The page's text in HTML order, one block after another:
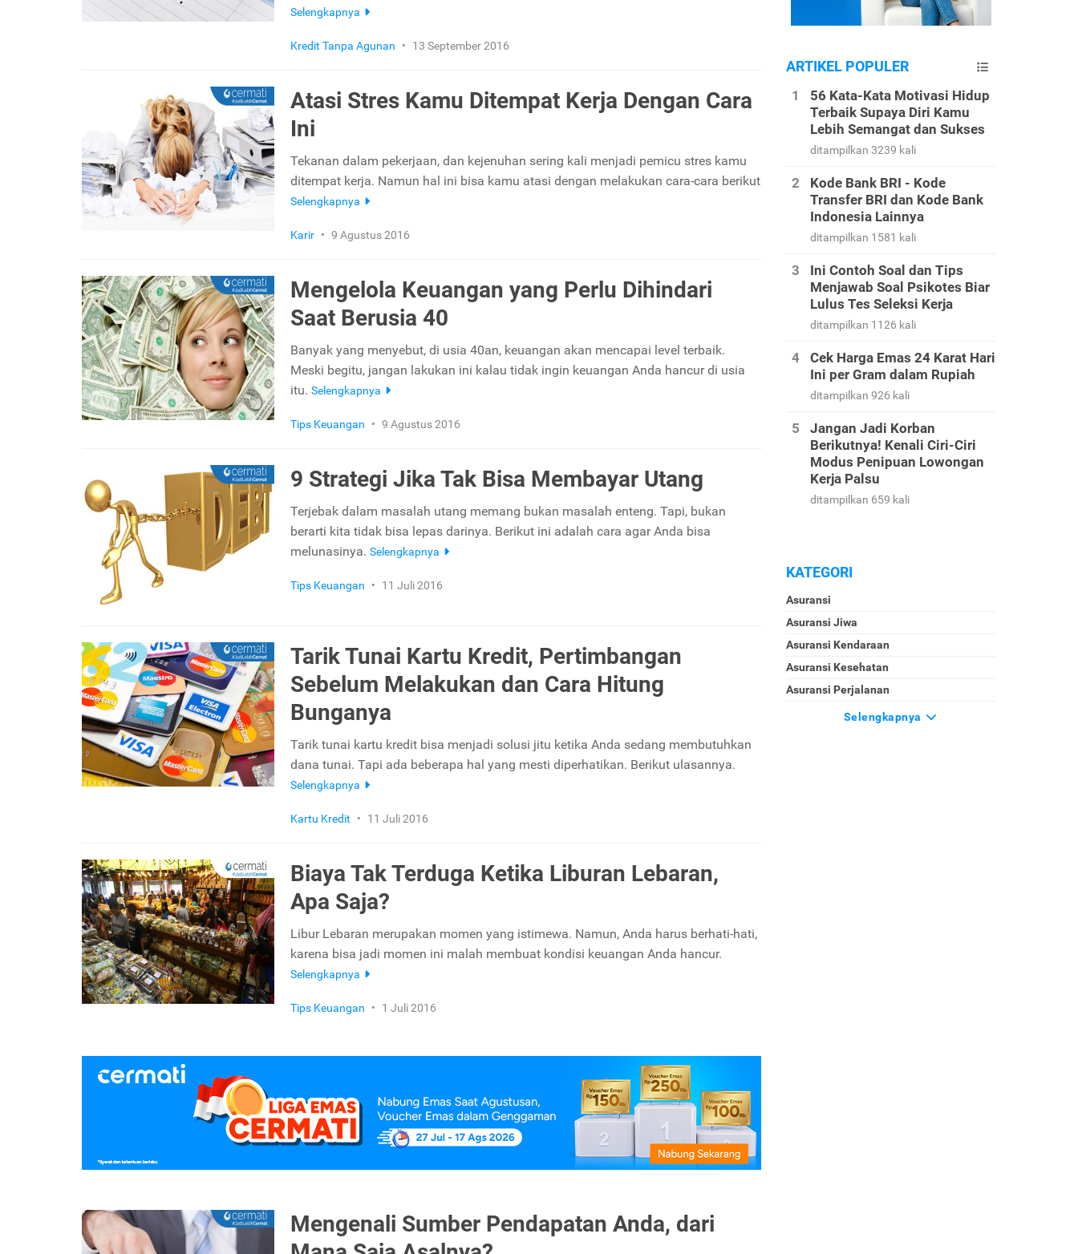
Selengkapnya
Kredit Tanpa Agunan • 13 September 2016
Atasi Stres Kamu Ditempat Kerja Dengan Cara
Ini
Tekanan dalam pekerjaan, dan kejenuhan sering kali menjadi pemicu stres kamu
ditempat kerja. Namun hal ini bisa kamu atasi dengan melakukan cara-cara berikut
Selengkapnya
Karir • 9 Agustus 2016
Mengelola Keuangan yang Perlu Dihindari
Saat Berusia 40
Banyak yang menyebut, di usia 40an, keuangan akan mencapai level terbaik.
Meski begitu, jangan lakukan ini kalau tidak ingin keuangan Anda hancur di usia
itu. Selengkapnya
Tips Keuangan • 9 Agustus 2016
9 Strategi Jika Tak Bisa Membayar Utang
Terjebak dalam masalah utang memang bukan masalah enteng. Tapi, bukan
berarti kita tidak bisa lepas darinya. Berikut ini adalah cara agar Anda bisa
melunasinya. Selengkapnya
Tips Keuangan • 11 Juli 2016
Tarik Tunai Kartu Kredit, Pertimbangan
Sebelum Melakukan dan Cara Hitung
Bunganya
Tarik tunai kartu kredit bisa menjadi solusi jitu ketika Anda sedang membutuhkan
dana tunai. Tapi ada beberapa hal yang mesti diperhatikan. Berikut ulasannya.
Selengkapnya
Kartu Kredit • 11 Juli 2016
Biaya Tak Terduga Ketika Liburan Lebaran,
Apa Saja?
Libur Lebaran merupakan momen yang istimewa. Namun, Anda harus berhati-hati,
karena bisa jadi momen ini malah membuat kondisi keuangan Anda hancur.
Selengkapnya
Tips Keuangan • 1 Juli 2016
Mengenali Sumber Pendapatan Anda, dari
ARTIKEL POPULER
56 Kata-Kata Motivasi Hidup
Terbaik Supaya Diri Kamu
Lebih Semangat dan Sukses
ditampilkan 3239 kali
Kode Bank BRI - Kode
Transfer BRI dan Kode Bank
Indonesia Lainnya
ditampilkan 1581 kali
Ini Contoh Soal dan Tips
Menjawab Soal Psikotes Biar
Lulus Tes Seleksi Kerja
ditampilkan 1126 kali
Cek Harga Emas 24 Karat Hari
Ini per Gram dalam Rupiah
ditampilkan 926 kali
Jangan Jadi Korban
Berikutnya! Kenali Ciri-Ciri
Modus Penipuan Lowongan
Kerja Palsu
ditampilkan 659 kali
KATEGORI
Asuransi
Asuransi Jiwa
Asuransi Kendaraan
Asuransi Kesehatan
Asuransi Perjalanan
Selengkapnya